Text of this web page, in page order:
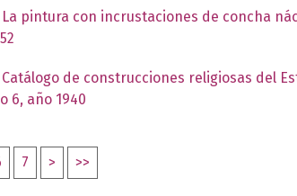
La pintura con incrustaciones de concha
Catálogo de construcciones religiosas del
6, año 1940
7 > >>